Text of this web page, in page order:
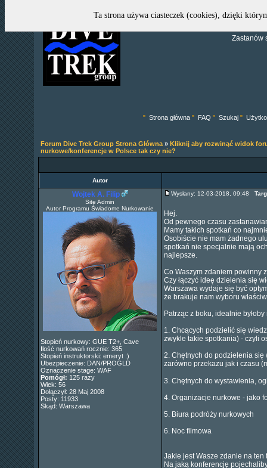
Zastanów
" Strona główna " FAQ " Szukaj "
Forum Dive Trek Group Strona Główna» Kliknij aby rozwinąć widok
nurkowe/konferencje w Polsce tak czy nie?
Autor
Wojtek A. Filip
Site Admin
Autor Programu Świadome Nurkowanie
Stopień nurkowy: GUE T2+, Cave
Ilość nurkowań rocznie: 365
Stopień instruktorski: emeryt :)
Ubezpieczenie: DAN/PROGLD
Oznaczenie stage: WAF
Pomógł: 125 razy
Wiek: 56
Dołączył: 28 Maj 2008
Posty: 11933
Skąd: Warszawa
Wysłany: 12-03-2018, 09:48
Hej.
Od pewnego czasu
Mamy takich spotkań co
Osobiście nie mam żadnego
spotkań nie specjalnie mają
najlepsze.
Co Waszym zdaniem powinny
Czy łączyć ideę dzielenia się
Warszawa wydaje się być
że brakuje nam wyboru
Patrząc z boku, idealnie
1. Chcących podzielić się
zwykle takie spotkania) - czyli
2. Chętnych do podzielenia się
zarówno przekazu jak i czasu
3. Chętnych do wystawienia,
4. Organizacje nurkowe - jako
5. Biura podróży nurkowych
6. Noc filmowa
Jakie jest Wasze zdanie na ten
Na jaką konferencję
Ta strona używa ciasteczek (cookies), dzięki